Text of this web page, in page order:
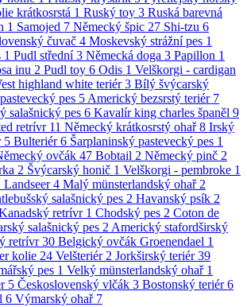
krátkosrstá 1 Ruský toy 3 Ruská barevná
1 Samojed 7 Německý špic 27 Shi-tzu 6
čuvač 4 Moskevský strážní pes 1
1 Pudl střední 3 Německá doga 3 Papillon 1
inu 2 Pudl toy 6 Odis 1 Velškorgi - cardigan
highland white teriér 3 Bílý švýcarský
pes 5 Americký bezsrstý teriér 7
salašnický pes 6 Kavalír king charles španěl 9
retrívr 11 Německý krátkosrstý ohař 8 Irský
5 Bulteriér 6 Šarplaninský pastevecký pes 1
ovčák 47 Bobtail 2 Německý pinč 2
2 Švýcarský honič 1 Velškorgi - pembroke 1
Landseer 4 Malý münsterlandský ohař 2
salašnický pes 2 Havanský psík 2
retrívr 1 Chodský pes 2 Coton de
salašnický pes 2 Americký stafordširský
retrívr 30 Belgický ovčák Groenendael 1
kolie 24 Velšteriér 2 Jorkširský teriér 39
pes 1 Velký münsterlandský ohař 1
5 Československý vlčák 3 Bostonský teriér 6
6 Výmarský ohař 7